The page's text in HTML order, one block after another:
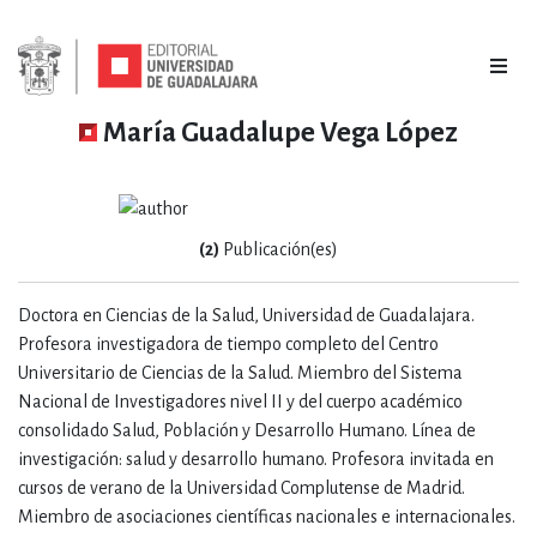
María Guadalupe Vega López
Doctora en Ciencias de la Salud, Universidad de Guadalajara.
Profesora investigadora de tiempo completo del Centro
Universitario de Ciencias de la Salud. Miembro del Sistema
Nacional de Investigadores nivel II y del cuerpo académico
consolidado Salud, Población y Desarrollo Humano. Línea de
investigación: salud y desarrollo humano. Profesora invitada en
cursos de verano de la Universidad Complutense de Madrid.
Miembro de asociaciones científicas nacionales e internacionales.
(2) Publicación(es)